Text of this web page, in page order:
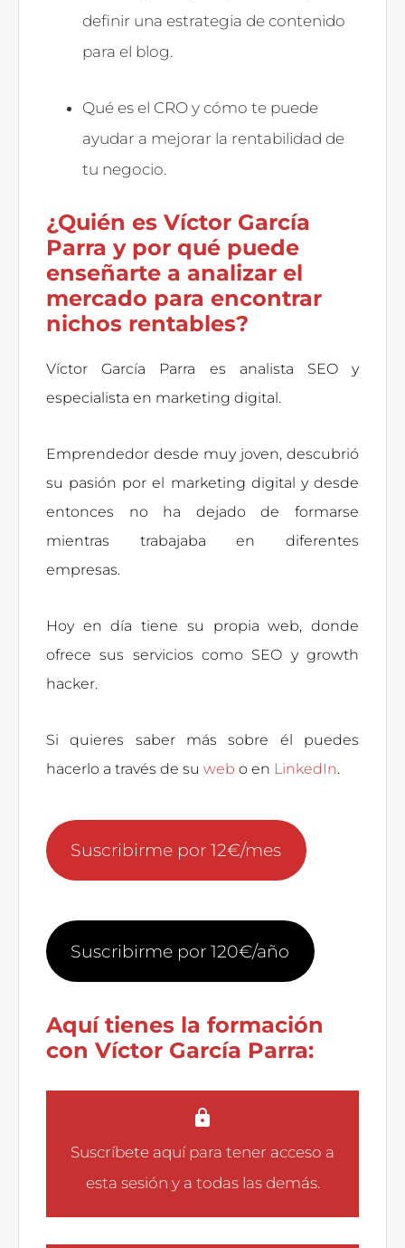
definir una estrategia de contenido
para el blog.
Qué es el CRO y cómo te puede
ayudar a mejorar la rentabilidad de
tu negocio.
¿Quién es Víctor García
Parra y por qué puede
enseñarte a analizar el
mercado para encontrar
nichos rentables?
Víctor García Parra es analista SEO y
especialista en marketing digital.
Emprendedor desde muy joven, descubrió
su pasión por el marketing digital y desde
entonces no ha dejado de formarse
mientras trabajaba en diferentes
empresas.
Hoy en día tiene su propia web, donde
ofrece sus servicios como SEO y growth
hacker.
Si quieres saber más sobre él puedes
hacerlo a través de su web o en LinkedIn.
Suscribirme por 12€/mes
Suscribirme por 120€/año
Aquí tienes la formación
con Víctor García Parra:
Suscríbete aquípara tener acceso a
esta sesión y a todas las demás.